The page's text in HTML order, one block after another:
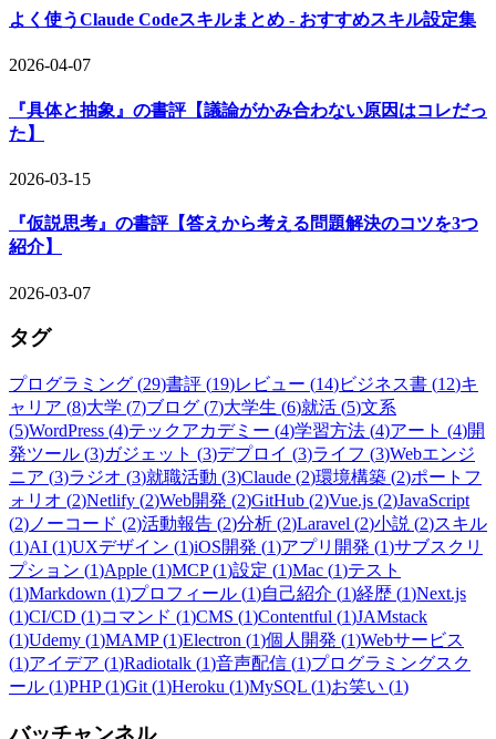
よく使うClaude Codeスキルまとめ - おすすめスキル設定集
2026-04-07
『具体と抽象』の書評【議論がかみ合わない原因はコレだっ
た】
2026-03-15
『仮説思考』の書評【答えから考える問題解決のコツを3つ
紹介】
2026-03-07
タグ
プログラミング (29)書評 (19)レビュー (14)ビジネス書 (12)キ
ャリア (8)大学 (7)ブログ (7)大学生 (6)就活 (5)文系
(5)WordPress (4)テックアカデミー (4)学習方法 (4)アート (4)開
発ツール (3)ガジェット (3)デプロイ (3)ライフ (3)Webエンジ
ニア (3)ラジオ (3)就職活動 (3)Claude (2)環境構築 (2)ポートフ
ォリオ (2)Netlify (2)Web開発 (2)GitHub (2)Vue.js (2)JavaScript
(2) ノーコード (2)活動報告 (2)分析 (2)Laravel (2)小説 (2)スキル
(1)AI (1)UXデザイン (1)iOS開発 (1)アプリ開発 (1)サブスクリ
プション (1)Apple (1)MCP(1)設定 (1)Mac (1)テスト
(1)Markdown (1)プロフィール (1)自己紹介 (1)経歴 (1)Next.js
(1)CI/CD (1)コマンド (1)CMS (1)Contentful (1)JAMstack
(1)Udemy (1)MAMP(1)Electron (1)個人開発 (1)Webサービス
(1)アイデア (1)Radiotalk (1)音声配信 (1)プログラミングスク
ール (1)PHP(1)Git (1)Heroku (1)MySQL (1)お笑い (1)
バッチャンネル